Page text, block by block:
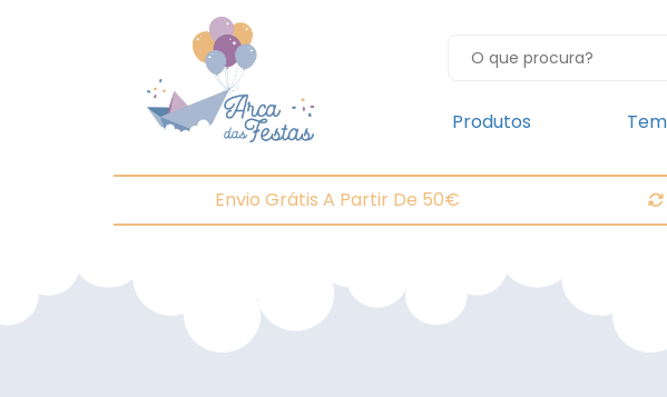
Produtos
Envio Grátis A Partir De 50€